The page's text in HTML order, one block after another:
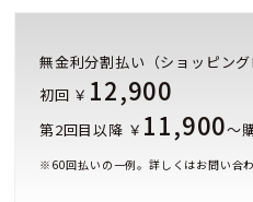
無金利分割払い（ショッピン
初回 ￥ 12,900
第2回目以降 ￥ 11,900～
※ 60回払いの一例。詳しくはお問い合